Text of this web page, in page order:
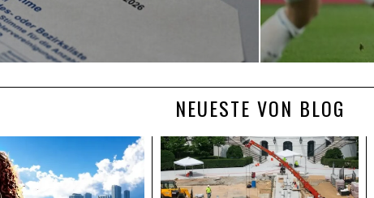
NEUESTE VON BLOG